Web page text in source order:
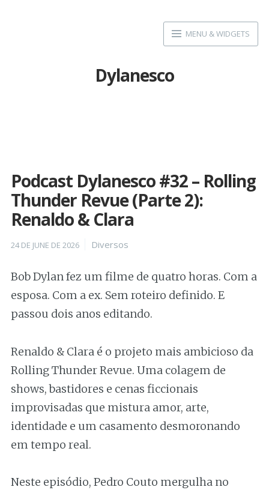
MENU & WIDGETS
Dylanesco
Podcast Dylanesco #32 – Rolling
Thunder Revue (Parte 2):
Renaldo & Clara
Posted
24 DE JUNE DE 2026 Categories
Diversos
Bob Dylan fez um filme de quatro horas. Com a
esposa. Com a ex. Sem roteiro definido. E
passou dois anos editando.
Renaldo & Clara é o projeto mais ambicioso da
Rolling Thunder Revue. Uma colagem de
shows, bastidores e cenas ficcionais
improvisadas que mistura amor, arte,
identidade e um casamento desmoronando
em tempo real.
Neste episódio, Pedro Couto mergulha no